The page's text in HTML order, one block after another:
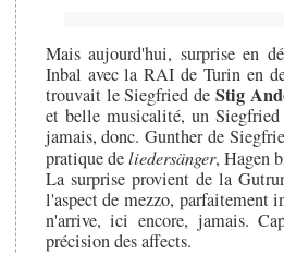
Mais aujourd'hui, surprise en
Inbal avec la RAI de Turin en
trouvait le Siegfried deStig
et belle musicalité, un
jamais, donc. Gunther de
pratique deliedersänger, Hagen
La surprise provient de la
l'aspect de mezzo, parfaitement
n'arrive, ici encore, jamais.
précision des affects.